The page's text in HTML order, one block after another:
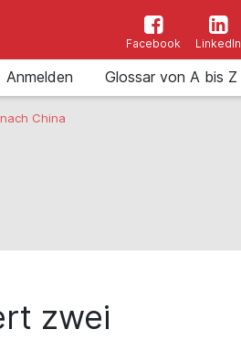
Facebook LinkedIn
Anmelden Glossar von A bis Z
China
zwei